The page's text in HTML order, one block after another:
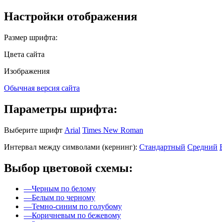
Настройки отображения
Размер шрифта:
Цвета сайта
Изображения
Обычная версия сайта
Параметры шрифта:
Выберите шрифт Arial Times New Roman
Интервал между символами (кернинг): Стандартный Средний
Выбор цветовой схемы:
—Черным по белому
—Белым по черному
—Темно-синим по голубому
—Коричневым по бежевому